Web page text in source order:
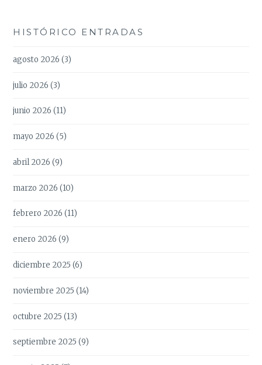
HISTÓRICO ENTRADAS
agosto 2026 (3)
julio 2026 (3)
junio 2026 (11)
mayo 2026 (5)
abril 2026 (9)
marzo 2026 (10)
febrero 2026 (11)
enero 2026 (9)
diciembre 2025 (6)
noviembre 2025 (14)
octubre 2025 (13)
septiembre 2025 (9)